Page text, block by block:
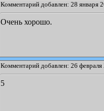
Комментарий добавлен: 28 января
Очень хорошо.
Комментарий добавлен: 26
5